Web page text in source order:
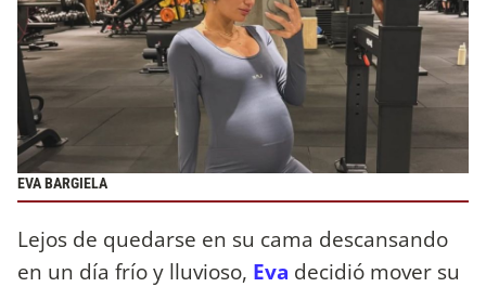
EVA BARGIELA
Lejos de quedarse en su cama descansando
en un día frío y lluvioso, Eva decidió mover su